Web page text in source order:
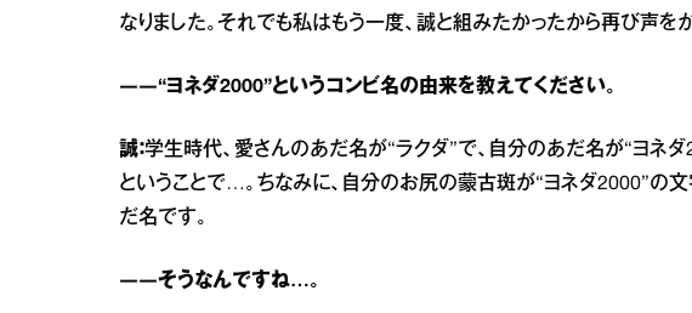
なりました。それでも私はもう一度、誠と組みたかったから再び声を
――“ヨネダ2000”というコンビ名の由来を教えてください。
誠：学生時代、愛さんのあだ名が“ラクダ”で、自分のあだ名が“ヨネ
ということで…。ちなみに、自分のお尻の蒙古斑が“ヨネダ2000”の
だ名です。
――そうなんですね…。